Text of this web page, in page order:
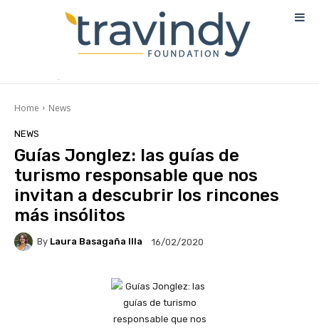
Home News
NEWS
Guías Jonglez: las guías de
turismo responsable que nos
invitan a descubrir los rincones
más insólitos
By Laura Basagaña Illa 16/02/2020